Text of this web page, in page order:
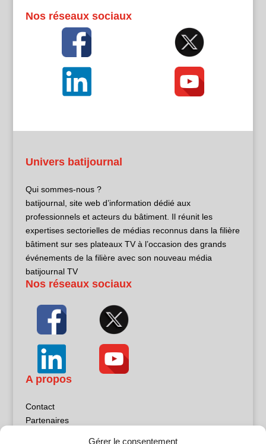
Gérer le consentement
Nos réseaux sociaux
Univers batijournal
Qui sommes-nous ?
batijournal, site web d’information dédié aux
professionnels et acteurs du bâtiment. Il réunit les
expertises sectorielles de médias reconnus dans la filière
bâtiment sur ses plateaux TV à l’occasion des grands
événements de la filière avec son nouveau média
batijournal TV
Nos réseaux sociaux
A propos
Contact
Partenaires